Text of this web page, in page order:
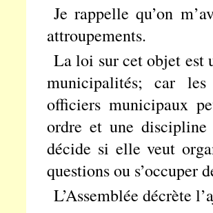
Je rappelle qu’on
attroupements.
La loi sur cet objet est
municipalités; car les
officiers municipaux
ordre et une discipline
décide si elle veut
questions ou s’occuper
L’Assemblée décrète